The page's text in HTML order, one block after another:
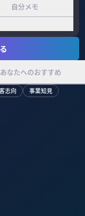
自分メモ
あなたへのおすすめ
志向 事業知見